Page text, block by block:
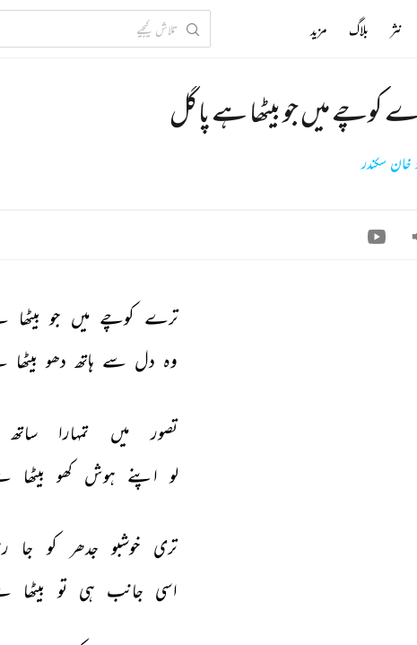
کوچے میں جو بیٹھا ہے پاگل
خان سکندر
ترے کوچے میں جو بیٹھا
وہ دل سے ہاتھ دھو بیٹھا
تصور میں تمہارا ساتھ
لو اپنے ہوش کھو بیٹھا
تری خوشبو جدھر کو جا
اسی جانب ہی تو بیٹھا
نثر بلاگ مزید